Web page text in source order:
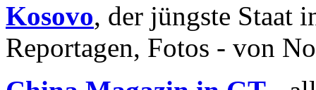
Kosovo, der jüngste Staat
Reportagen, Fotos - von